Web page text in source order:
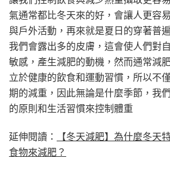
氣通常都比冬天來的好，會讓人更容
與戶外活動，再來就是夏日的穿著普
我們會露出多的皮膚，這會使人們對
敏感，產生減肥的動機，然而通常減
立於健康的飲食和運動習慣，所以不
期的減重，因此無論是什麼季節，我
的原則和生活習慣來控制體重
延伸閱讀：
【冬天減肥】為什麼冬天
食物來減肥？